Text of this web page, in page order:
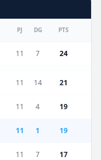
PJ DG PTS
11 7 24
11 14 21
11 4 19
11 1 19
11 7 17